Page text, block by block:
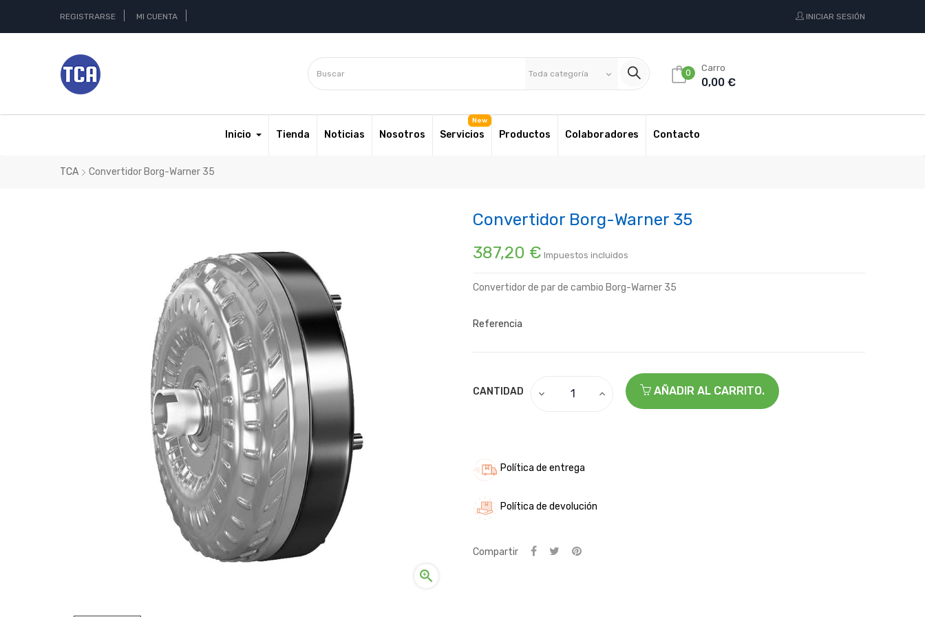
REGISTRARSE MI CUENTA INICIAR SESIÓN
Toda categoría keyboard_arrow_down 0 Carro
0,00 €
Inicio Tienda Noticias Nosotros Servicios Productos Colaboradores Contacto
TCA Convertidor Borg-Warner 35

Convertidor Borg-Warner 35
387,20 € Impuestos incluidos
Convertidor de par de cambio Borg-Warner 35
Referencia
CANTIDAD AÑADIR AL CARRITO.
Política de entrega
Política de devolución
Compartir